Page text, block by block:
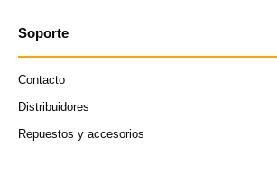
Soporte
Contacto
Distribuidores
Repuestos y accesorios